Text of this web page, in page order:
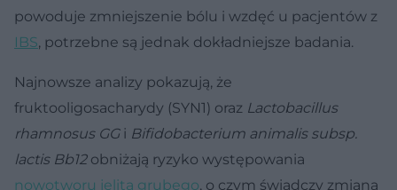
powoduje zmniejszenie bólu i wzdęć u pacjentów z
IBS, potrzebne są jednak dokładniejsze badania.
Najnowsze analizy pokazują, że
fruktooligosacharydy (SYN1) oraz Lactobacillus
rhamnosus GGi Bifidobacterium animalis subsp.
lactis Bb12obniżają ryzyko występowania
nowotworu jelita grubego, o czym świadczy zmiana